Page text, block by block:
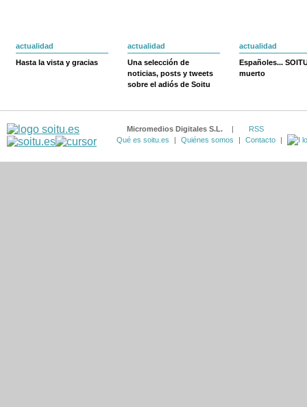
actualidad
Hasta la vista y gracias
actualidad
Una selección de
noticias, posts y tweets
sobre el adiós de Soitu
actualidad
Españoles...
muerto
Micromedios Digitales S.L. |
RSS
Qué es soitu.es
| Quiénes somos | Contacto |